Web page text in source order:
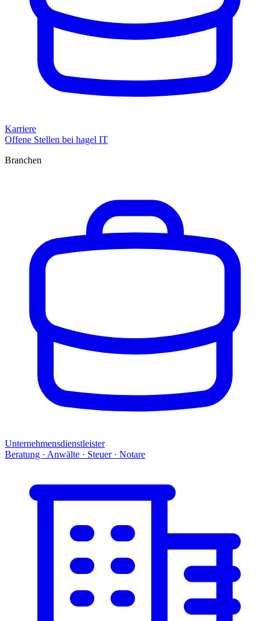
Karriere
Offene Stellen bei hagel IT
Branchen
Unternehmensdienstleister
Beratung · Anwälte · Steuer · Notare